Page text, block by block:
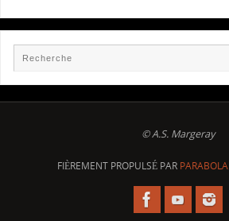
© A.S. Margeray
FIÈREMENT PROPULSÉ PAR PARABOLA